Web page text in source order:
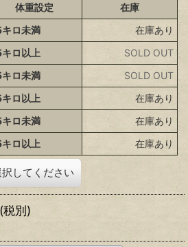
体重設定 在庫
ロ未満
在庫あり
ロ以上
SOLD OUT
ロ未満
SOLD OUT
ロ以上
在庫あり
ロ未満
在庫あり
ロ以上
在庫あり
択してください
(税別)